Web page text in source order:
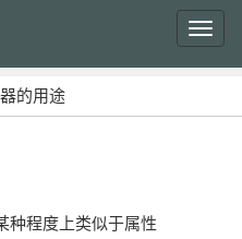
的用途
程度上类似于属性